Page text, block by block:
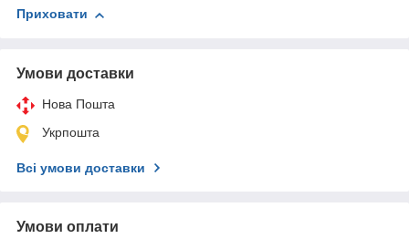
Приховати
Умови доставки
Нова Пошта
Укрпошта
Всі умови доставки
Умови оплати